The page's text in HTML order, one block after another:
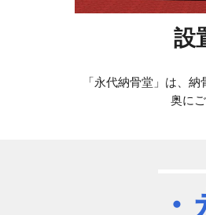
設
「永代納骨堂」は、
奥に